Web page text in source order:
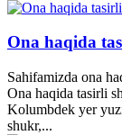
Ona haqida
Sahifamizda ona
Ona haqida tasirli
Kolumbdek yer
shukr,...